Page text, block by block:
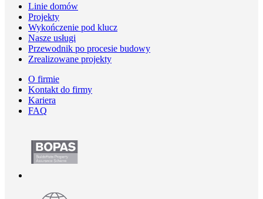
Linie domów
Projekty
Wykończenie pod klucz
Nasze usługi
Przewodnik po procesie budowy
Zrealizowane projekty
O firmie
Kontakt do firmy
Kariera
FAQ